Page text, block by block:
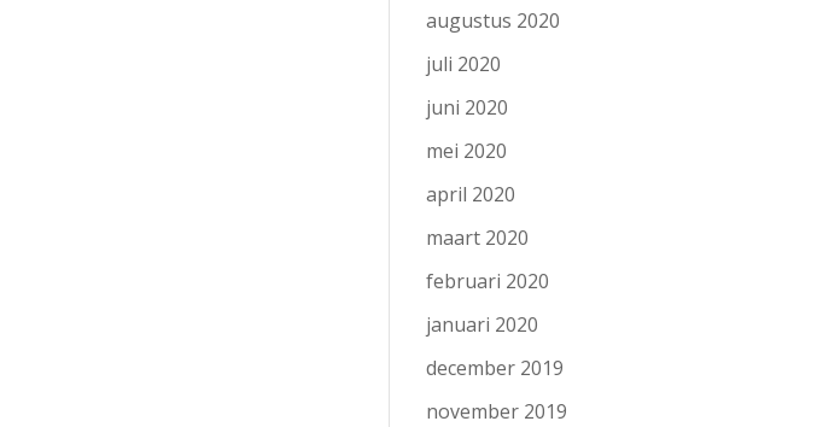
augustus 2020
juli 2020
juni 2020
mei 2020
april 2020
maart 2020
februari 2020
januari 2020
december 2019
november 2019